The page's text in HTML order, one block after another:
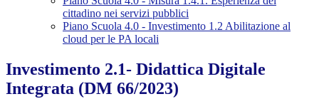
cittadino nei servizi pubblici
Piano Scuola 4.0 - Investimento 1.2 Abilitazione al
cloud per le PA locali
Investimento 2.1- Didattica Digitale
Integrata (DM 66/2023)